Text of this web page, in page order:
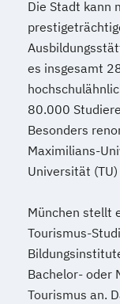
Die Stadt kann
es insgesamt
80.000
Besonders
Maximilians-
Universität
München stellt
Tourismus-
Bachelor- oder
Tourismus an.